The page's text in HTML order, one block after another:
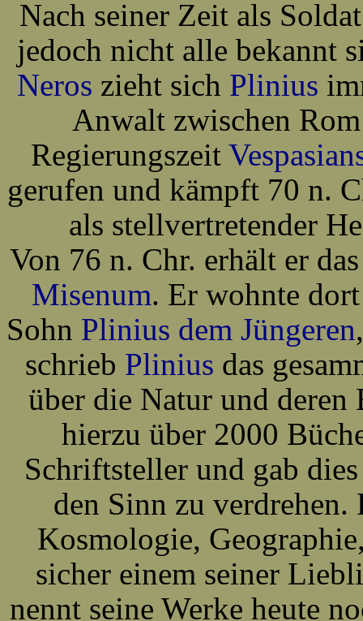
Nach seiner Zeit als
jedoch nicht alle bekannt
Neros zieht sich Plinius
Anwalt zwischen
Regierungszeit
gerufen und kämpft 70 n.
als stellvertretender
Von 76 n. Chr. erhält er
Misenum. Er wohnte
Sohn Plinius dem Jüngeren
schrieb Plinius das
über die Natur und deren
hierzu über 2000
Schriftsteller und gab
den Sinn zu verdrehen.
Kosmologie,
sicher einem seiner
nennt seine Werke heute